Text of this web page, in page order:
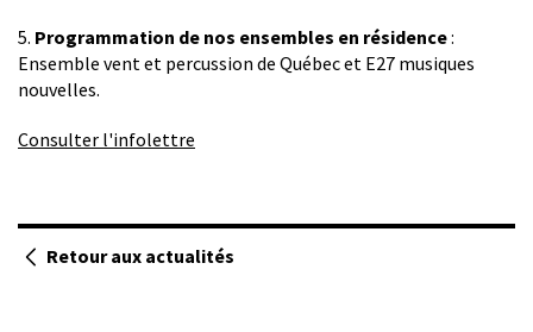
5. Programmation de nos ensembles en résidence:
Ensemble vent et percussion de Québec et E27 musiques
nouvelles.
Consulter l'infolettre
Retour aux actualités